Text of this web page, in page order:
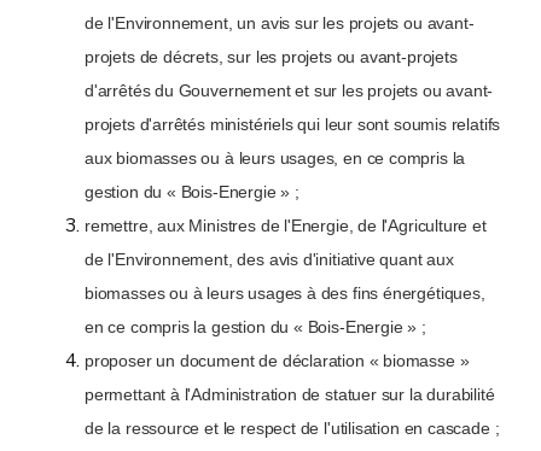
de l'Environnement, un avis sur les projets ou avant-
projets de décrets, sur les projets ou avant-projets
d'arrêtés du Gouvernement et sur les projets ou avant-
projets d'arrêtés ministériels qui leur sont soumis relatifs
aux biomasses ou à leurs usages, en ce compris la
gestion du « Bois-Energie » ;
remettre, aux Ministres de l'Energie, de l'Agriculture et
de l'Environnement, des avis d'initiative quant aux
biomasses ou à leurs usages à des fins énergétiques,
en ce compris la gestion du « Bois-Energie » ;
proposer un document de déclaration « biomasse »
permettant à l'Administration de statuer sur la durabilité
de la ressource et le respect de l'utilisation en cascade ;